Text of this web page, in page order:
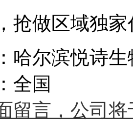
抢做区域独
哈尔滨悦诗
全国
留言，公司